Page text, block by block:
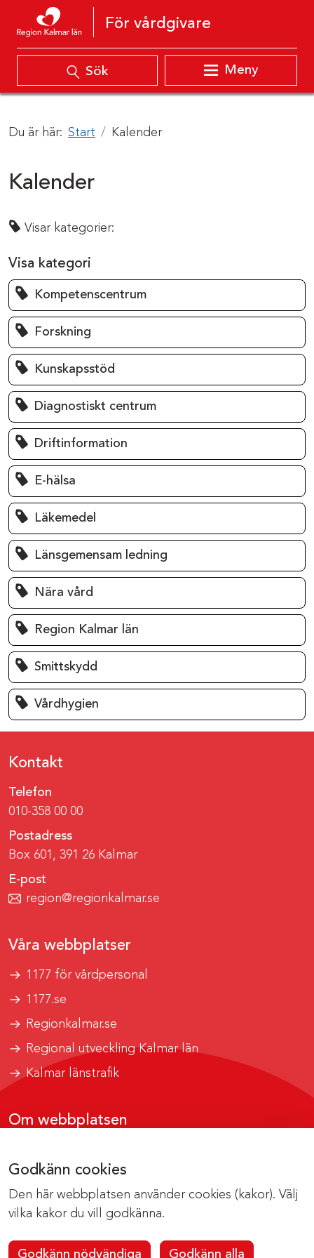
Godkänn cookies
Den här webbplatsen använder cookies (kakor). Välj
vilka kakor du vill godkänna.
Godkänn nödvändiga Godkänn alla
Hoppa till innehåll
För vårdgivare
Sök Meny
Du är här: Start Kalender
Kalender
Visar kategorier:
Visa kategori
Kompetenscentrum
Forskning
Kunskapsstöd
Diagnostiskt centrum
Driftinformation
E-hälsa
Läkemedel
Länsgemensam ledning
Nära vård
Region Kalmar län
Smittskydd
Vårdhygien
Kontakt
Telefon
010-358 00 00
Postadress
Box 601, 391 26 Kalmar
E-post
region@regionkalmar.se
Våra webbplatser
1177 för vårdpersonal
1177.se
Regionkalmar.se
Regional utveckling Kalmar län
Kalmar länstrafik
Om webbplatsen
Om cookies
Kontakta webbredaktionen